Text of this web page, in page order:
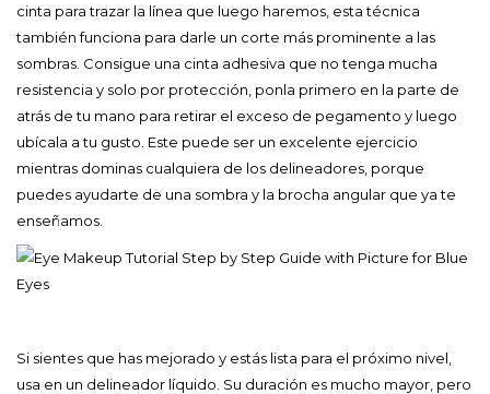
cinta para trazar la línea que luego haremos, esta técnica
también funciona para darle un corte más prominente a las
sombras. Consigue una cinta adhesiva que no tenga mucha
resistencia y solo por protección, ponla primero en la parte de
atrás de tu mano para retirar el exceso de pegamento y luego
ubícala a tu gusto. Este puede ser un excelente ejercicio
mientras dominas cualquiera de los delineadores, porque
puedes ayudarte de una sombra y la brocha angular que ya te
enseñamos.
Si sientes que has mejorado y estás lista para el próximo nivel,
usa en un delineador líquido. Su duración es mucho mayor, pero